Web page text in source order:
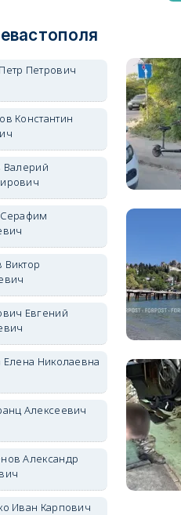
Петрович
Константин
Валерий
Евгений
Елена Николаевна
Алексеевич
Александр
Иван Карпович